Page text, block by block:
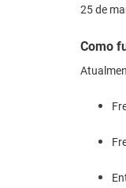
25 de
Como